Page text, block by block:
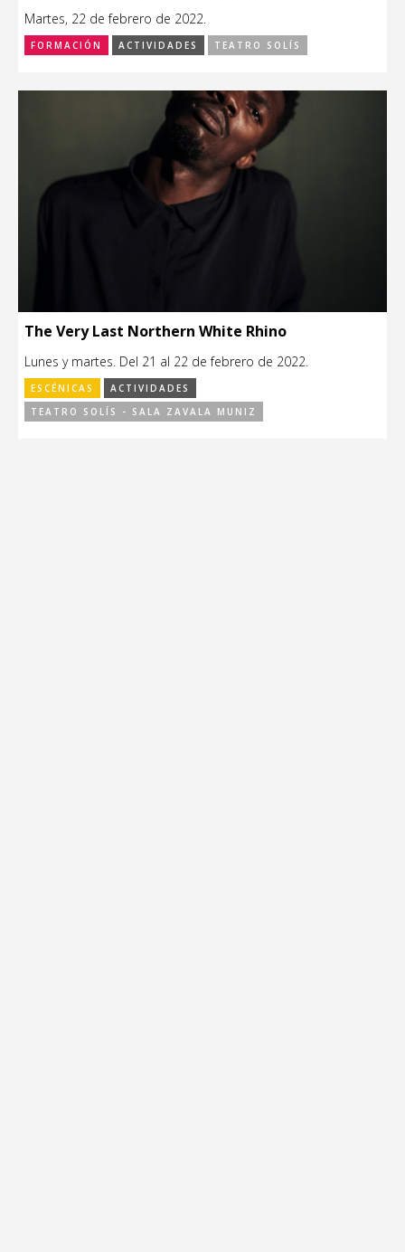
Martes, 22 de febrero de 2022.
FORMACIÓN ACTIVIDADES TEATRO SOLÍS
The Very Last Northern White Rhino
Lunes y martes. Del 21 al 22 de febrero de 2022.
ESCÉNICAS
ACTIVIDADES
TEATRO SOLÍS - SALA ZAVALA MUNIZ